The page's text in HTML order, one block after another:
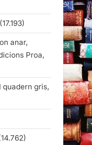
(17.193)
anar,
Proa,
quadern gris,